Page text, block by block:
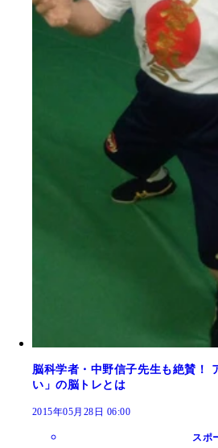
脳科学者・中野信子先生も絶賛！
い」の脳トレとは
2015年05月28日 06:00
スポ